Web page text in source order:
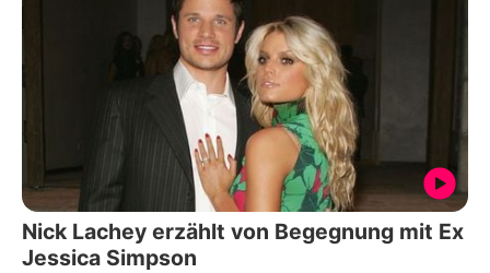
Nick Lachey erzählt von Begegnung mit Ex
Jessica Simpson